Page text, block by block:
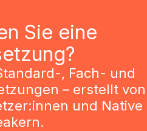
Sie eine
, Fach- und
– erstellt von
und Native